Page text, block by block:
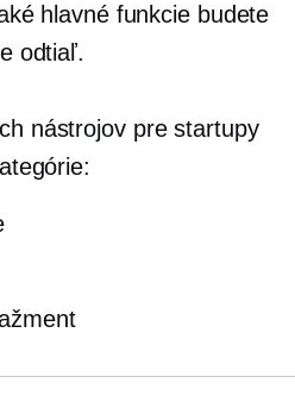
hlavné funkcie budete
odtiaľ.
nástrojov pre startupy